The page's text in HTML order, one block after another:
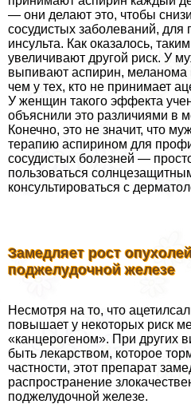
— они делают это, чтобы
сосудистых заболеваний, для
инсульта. Как оказалось,
увеличивают другой риск. У
выпивают аспирин, меланома
чем у тех, кто не принимает
У женщин такого эффекта
объяснили это различиями в
Конечно, это не значит, что
терапию аспирином для
сосудистых болезней —
пользоваться
консультироваться с
Замедляет рост
поджелудочной железе
Несмотря на то, что
повышает у некоторых риск
«канцерогеном». При других
быть лекарством, которое
частности, этот препарат
распространение
поджелудочной железе.